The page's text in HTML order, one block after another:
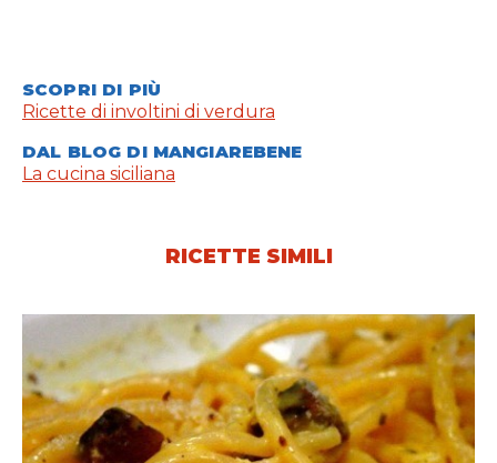
SCOPRI DI PIÙ
Ricette di involtini di verdura
DAL BLOG DI MANGIAREBENE
La cucina siciliana
RICETTE SIMILI